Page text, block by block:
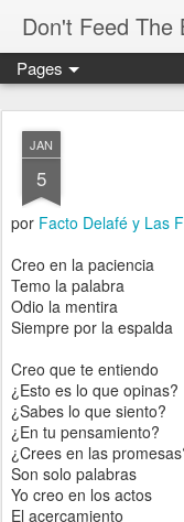
Don't Feed The
Pages
JAN
5
por Facto Delafé y Las
Creo en la paciencia
Temo la palabra
Odio la mentira
Siempre por la espalda
Creo que te entiendo
¿Esto es lo que opinas?
¿Sabes lo que siento?
¿En tu pensamiento?
¿Crees en las
Son solo palabras
Yo creo en los actos
El acercamiento